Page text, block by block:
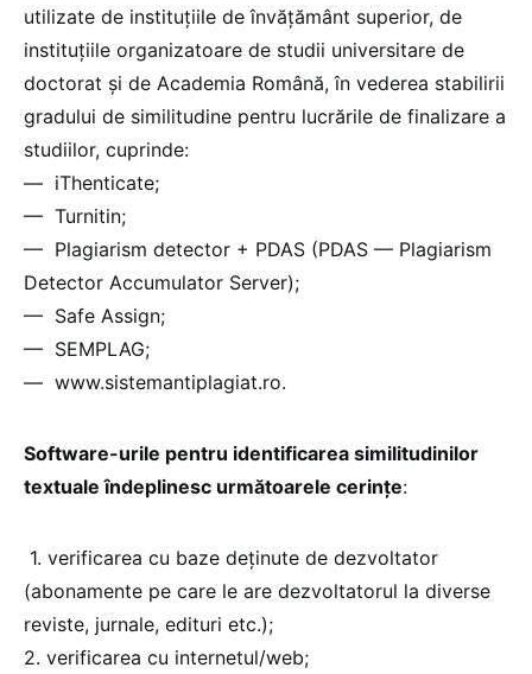
utilizate de instituțiile de învățământ superior, de
instituțiile organizatoare de studii universitare de
doctorat și de Academia Română, în vederea stabilirii
gradului de similitudine pentru lucrările de finalizare a
studiilor, cuprinde:
— iThenticate;
— Turnitin;
— Plagiarism detector + PDAS (PDAS — Plagiarism
Detector Accumulator Server);
— Safe Assign;
— SEMPLAG;
— www.sistemantiplagiat.ro.
Software-urile pentru identificarea similitudinilor
textuale îndeplinesc următoarele cerințe:
1. verificarea cu baze deținute de dezvoltator
(abonamente pe care le are dezvoltatorul la diverse
reviste, jurnale, edituri etc.);
2. verificarea cu internetul/web;